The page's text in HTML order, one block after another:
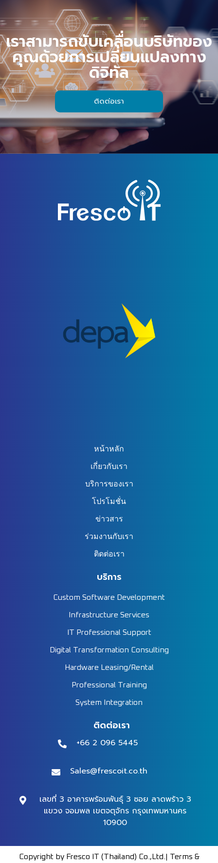
เราสามารถขับเคลื่อนบริษัทของ
คุณด้วยการเปลี่ยนแปลงทาง
ดิจิทัล
ติดต่อเรา
หน้าหลัก
เกี่ยวกับเรา
บริการของเรา
โปรโมชั่น
ข่าวสาร
ร่วมงานกับเรา
ติดต่อเรา
บริการ
Custom Software Development
Infrastructure Services
IT Professional Support
Digital Transformation Consulting
Hardware Leasing/Rental
Professional Training
System Integration
ติดต่อเรา
+66 2 096 5445
Sales@frescoit.co.th
เลขที่ 3 อาคารพร้อมพันธุ์ 3 ซอย ลาดพร้าว 3
แขวง จอมพล เขตจตุจักร กรุงเทพมหานคร
10900
Copyright by Fresco IT (Thailand) Co.,Ltd.| Terms &